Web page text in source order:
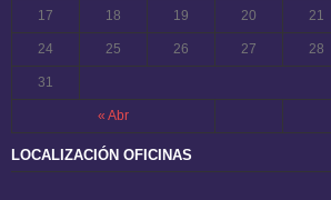
« Abr
17 18 19 20 21
24 25 26 27 28
31
LOCALIZACIÓN OFICINAS